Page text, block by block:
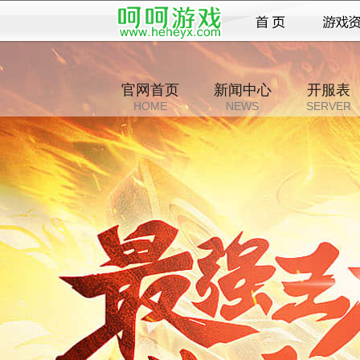
官网首页
HOME
新闻中心
NEWS
开服表
SERVER